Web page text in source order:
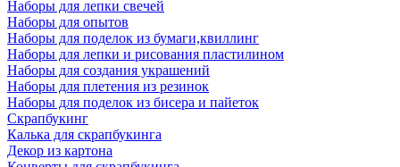
Наборы для лепки свечей
Наборы для опытов
Наборы для поделок из бумаги,квиллинг
Наборы для лепки и рисования пластилином
Наборы для создания украшений
Наборы для плетения из резинок
Наборы для поделок из бисера и пайеток
Скрапбукинг
Калька для скрапбукинга
Декор из картона